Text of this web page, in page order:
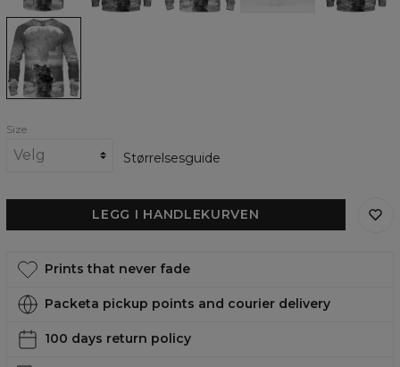
Man-
down
womens
sweatshirt
Size
Størrelsesguide
LEGG I HANDLEKURVEN
Prints that never fade
Packeta pickup points and courier delivery
100 days return policy